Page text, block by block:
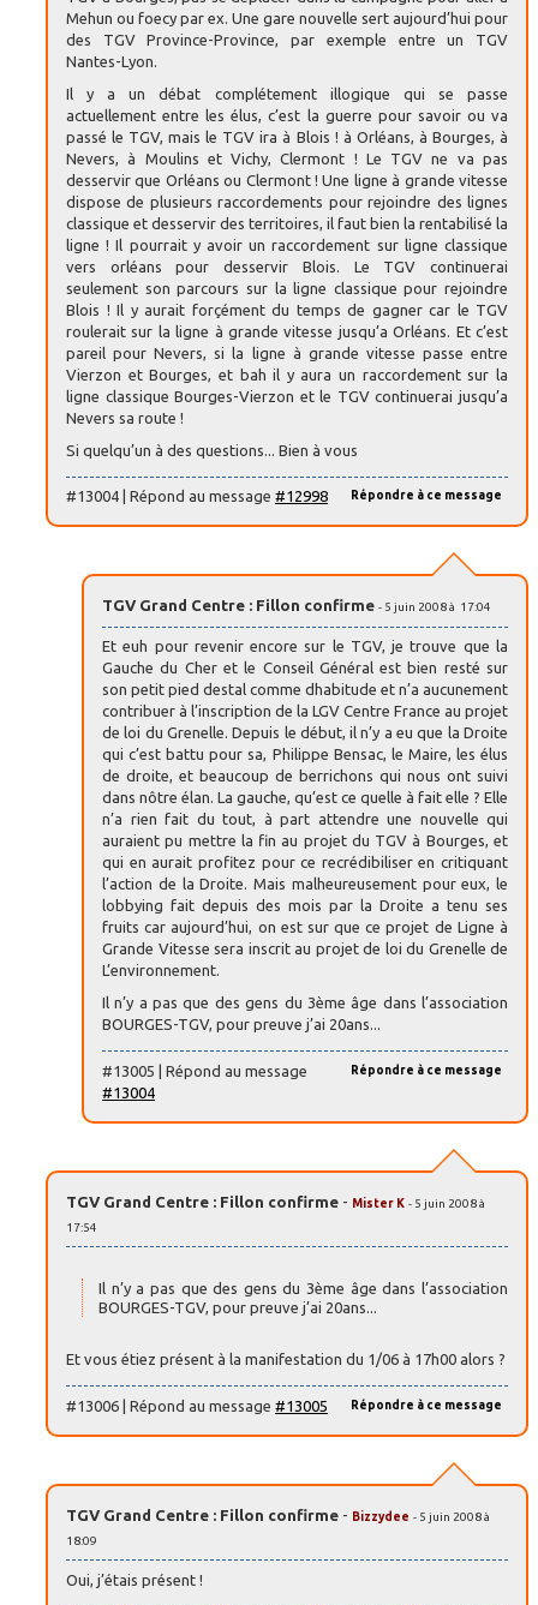
Mehun ou foecy par ex. Une gare nouvelle sert aujourd’hui pour
des TGV Province-Province, par exemple entre un TGV
Nantes-Lyon.
Il y a un débat complétement illogique qui se passe
actuellement entre les élus, c’est la guerre pour savoir ou va
passé le TGV, mais le TGV ira à Blois ! à Orléans, à Bourges, à
Nevers, à Moulins et Vichy, Clermont ! Le TGV ne va pas
desservir que Orléans ou Clermont ! Une ligne à grande vitesse
dispose de plusieurs raccordements pour rejoindre des lignes
classique et desservir des territoires, il faut bien la rentabilisé la
ligne ! Il pourrait y avoir un raccordement sur ligne classique
vers orléans pour desservir Blois. Le TGV continuerai
seulement son parcours sur la ligne classique pour rejoindre
Blois ! Il y aurait forçément du temps de gagner car le TGV
roulerait sur la ligne à grande vitesse jusqu’a Orléans. Et c’est
pareil pour Nevers, si la ligne à grande vitesse passe entre
Vierzon et Bourges, et bah il y aura un raccordement sur la
ligne classique Bourges-Vierzon et le TGV continuerai jusqu’a
Nevers sa route !
Si quelqu’un à des questions... Bien à vous
Répondre à ce message
#13004 | Répond au message #12998
TGV Grand Centre : Fillon confirme - 5 juin 2008 à 17:04
Et euh pour revenir encore sur le TGV, je trouve que la
Gauche du Cher et le Conseil Général est bien resté sur
son petit pied destal comme dhabitude et n’a aucunement
contribuer à l’inscription de la LGV Centre France au projet
de loi du Grenelle. Depuis le début, il n’y a eu que la Droite
qui c’est battu pour sa, Philippe Bensac, le Maire, les élus
de droite, et beaucoup de berrichons qui nous ont suivi
dans nôtre élan. La gauche, qu’est ce quelle à fait elle ? Elle
n’a rien fait du tout, à part attendre une nouvelle qui
auraient pu mettre la fin au projet du TGV à Bourges, et
qui en aurait profitez pour ce recrédibiliser en critiquant
l’action de la Droite. Mais malheureusement pour eux, le
lobbying fait depuis des mois par la Droite a tenu ses
fruits car aujourd’hui, on est sur que ce projet de Ligne à
Grande Vitesse sera inscrit au projet de loi du Grenelle de
L’environnement.
Il n’y a pas que des gens du 3ème âge dans l’association
BOURGES-TGV, pour preuve j’ai 20ans...
Répondre à ce message
#13005 | Répond au message
#13004
TGV Grand Centre : Fillon confirme - Mister K - 5 juin 2008 à
17:54
Il n’y a pas que des gens du 3ème âge dans l’association
BOURGES-TGV, pour preuve j’ai 20ans...
Et vous étiez présent à la manifestation du 1/06 à 17h00 alors ?
Répondre à ce message
#13006 | Répond au message #13005
TGV Grand Centre : Fillon confirme - Bizzydee - 5 juin 2008 à
18:09
Oui, j’étais présent !